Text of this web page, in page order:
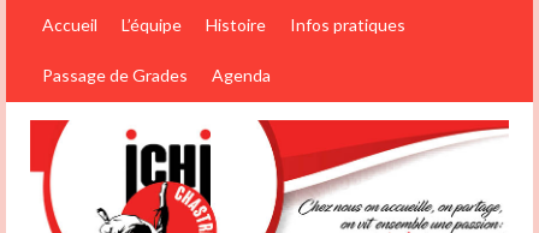
Accueil L’équipe Histoire Infos pratiques
Passage de Grades Agenda